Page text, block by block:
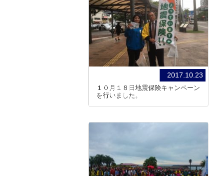
2017.10.23
１０月１８日地震保険キャンペーン
を行いました。